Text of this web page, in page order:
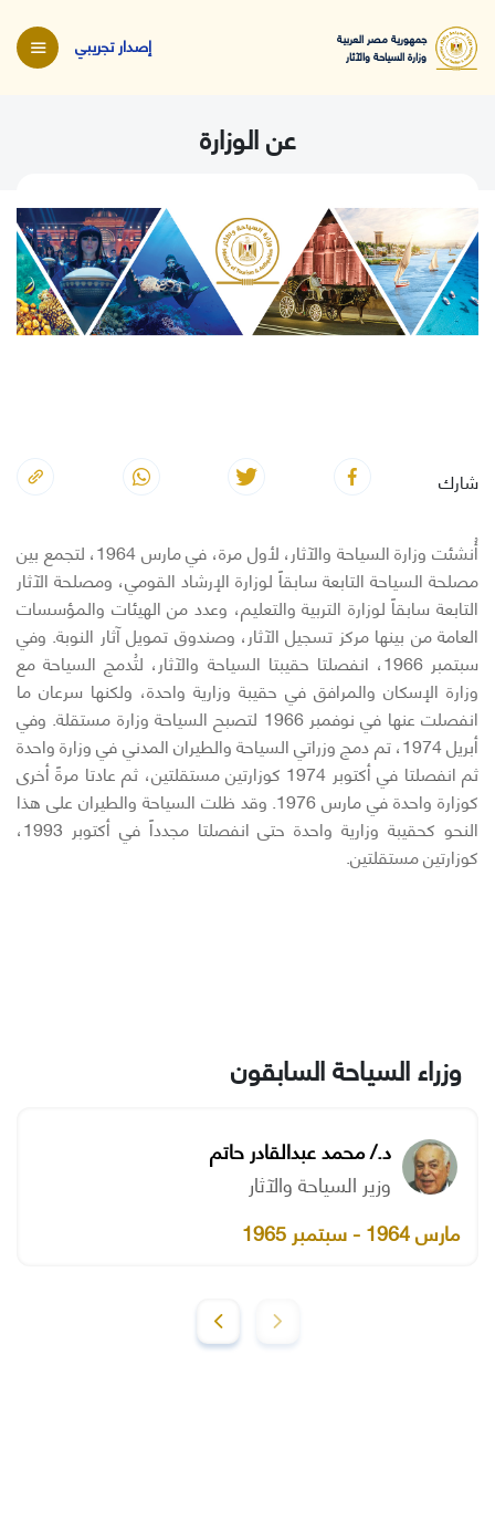
جمهورية مصر العربية
وزارة السياحة والآثار
إصدار تجريبي
عن الوزارة
شارك
أُنشئت وزارة السياحة والآثار، لأول مرة، في مارس 1964، لتجمع بين
مصلحة السياحة التابعة سابقاً لوزارة الإرشاد القومي، ومصلحة الآثار
التابعة سابقاً لوزارة التربية والتعليم، وعدد من الهيئات والمؤسسات
العامة من بينها مركز تسجيل الآثار، وصندوق تمويل آثار النوبة. وفي
سبتمبر 1966، انفصلتا حقيبتا السياحة والآثار، لتُدمج السياحة مع
وزارة الإسكان والمرافق في حقيبة وزارية واحدة، ولكنها سرعان ما
انفصلت عنها في نوفمبر 1966 لتصبح السياحة وزارة مستقلة. وفي
أبريل 1974، تم دمج وزراتي السياحة والطيران المدني في وزارة واحدة
ثم انفصلتا في أكتوبر 1974 كوزارتين مستقلتين، ثم عادتا مرةً أخرى
كوزارة واحدة في مارس 1976. وقد ظلت السياحة والطيران على هذا
النحو كحقيبة وزارية واحدة حتى انفصلتا مجدداً في أكتوبر 1993،
كوزارتين مستقلتين.
وزراء السياحة السابقون
د./ محمد عبدالقادر حاتم
وزير السياحة والآثار
مارس 1964 - سبتمبر 1965